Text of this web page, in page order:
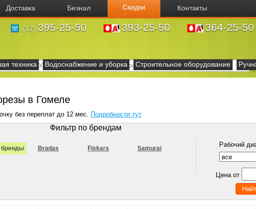
Доставка Безнал Скидки Контакты
(17) 395-25-50 393-25-50 364-25-50
техника Водоснабжение и уборка Строительное оборудование
в Гомеле
без переплат до 12 мес. Подробности тут
Фильтр по брендам
бренды Bradas Fiskars Samurai Рабочий
Цена от